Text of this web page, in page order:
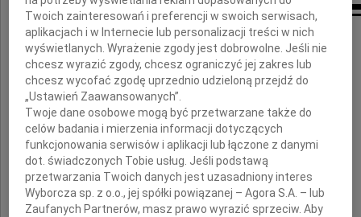
Okręgowa Rada Adwokacka w Warszawie
zawiadamia z głębokim żalem,
że w dniu 30 września 2009 roku zmarł
Twoich zainteresowań i preferencji w swoich serwisach,
aplikacjach i w Internecie lub personalizacji treści w nich
wyświetlanych. Wyrażenie zgody jest dobrowolne. Jeśli nie
chcesz wyrazić zgody, chcesz ograniczyć jej zakres lub
chcesz wycofać zgodę uprzednio udzieloną przejdź do
„Ustawień Zaawansowanych”.
Twoje dane osobowe mogą być przetwarzane także do
celów badania i mierzenia informacji dotyczących
funkcjonowania serwisów i aplikacji lub łączone z danymi
dot. świadczonych Tobie usług. Jeśli podstawą
przetwarzania Twoich danych jest uzasadniony interes
Wyborcza sp. z o.o., jej spółki powiązanej – Agora S.A. – lub
Zaufanych Partnerów, masz prawo wyrazić sprzeciw. Aby